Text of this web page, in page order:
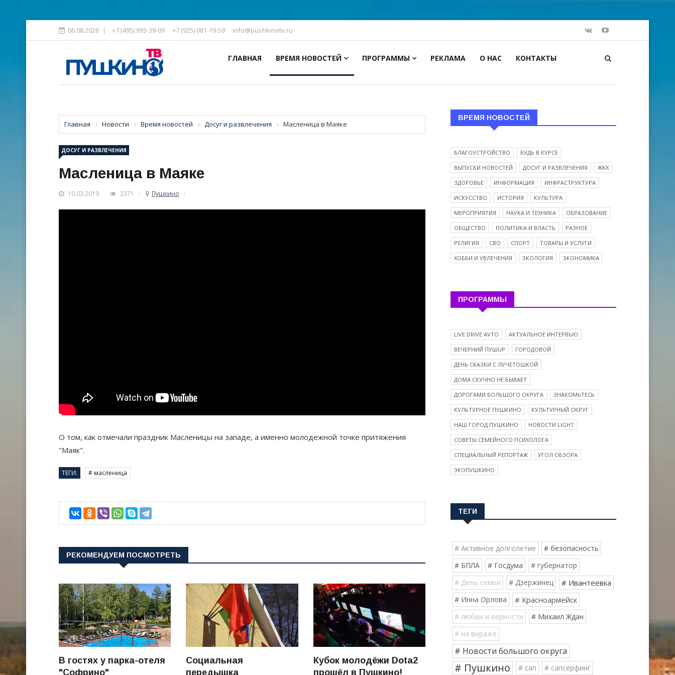
06.08.2026 +7 (495) 993-39-09 +7 (925) 081-19-59 info@pushkinotv.ru
ГЛАВНАЯ ВРЕМЯ НОВОСТЕЙ ПРОГРАММЫ РЕКЛАМА О НАС КОНТАКТЫ
Главная Новости Время новостей Досуг и развлечения Масленица в Маяке
ДОСУГ И РАЗВЛЕЧЕНИЯ
Масленица в Маяке
10.03.2019 2371 Пушкино
О том, как отмечали праздник Масленицы на западе, а именно молодежной точке притяжения
"Маяк".
ТЕГИ: # масленица
РЕКОМЕНДУЕМ ПОСМОТРЕТЬ
В гостях у парка-отеля
"Софрино"
Социальная
передышка
Кубок молодёжи Dota2
прошёл в Пушкино!
ВРЕМЯ НОВОСТЕЙ
БЛАГОУСТРОЙСТВО
БУДЬ В КУРСЕ
ВЫПУСКИ НОВОСТЕЙ
ДОСУГ И РАЗВЛЕЧЕНИЯ
ЖКХ
ЗДОРОВЬЕ
ИНФОРМАЦИЯ
ИНФРАСТРУКТУРА
ИСКУССТВО
ИСТОРИЯ
КУЛЬТУРА
МЕРОПРИЯТИЯ
НАУКА И ТЕХНИКА
ОБРАЗОВАНИЕ
ОБЩЕСТВО
ПОЛИТИКА И ВЛАСТЬ
РАЗНОЕ
РЕЛИГИЯ
СВО СПОРТ
ТОВАРЫ И УСЛУГИ
ХОББИ И УВЛЕЧЕНИЯ
ЭКОЛОГИЯ ЭКОНОМИКА
ПРОГРАММЫ
LIVE DRIVE AVTO
АКТУАЛЬНОЕ ИНТЕРВЬЮ
ВЕЧЕРНИЙ ПУШUP
ГОРОДОВОЙ
ДЕНЬ СКАЗКИ С ЛУЧЕТОШКОЙ
ДОМА СКУЧНО НЕ БЫВАЕТ
ДОРОГАМИ БОЛЬШОГО ОКРУГА
ЗНАКОМЬТЕСЬ
КУЛЬТУРНОЕ ПУШКИНО
КУЛЬТУРНЫЙ ОКРУГ
НАШ ГОРОД ПУШКИНО
НОВОСТИ LIGHT
СОВЕТЫ СЕМЕЙНОГО ПСИХОЛОГА
СПЕЦИАЛЬНЫЙ РЕПОРТАЖ
УГОЛ ОБЗОРА
ЭКОПУШКИНО
ТЕГИ
# Активное долголетие
# безопасность
# БПЛА
# Госдума
# губернатор
# День семьи
# Дзержинец # Ивантеевка
# Инна Орлова # Красноармейск
# любви и верности
# Михаил Ждан
# на вираже
# Новости большого округа
# Пушкино # сап
# сапсёрфинг